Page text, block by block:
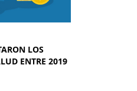
LOS
ENTRE 2019